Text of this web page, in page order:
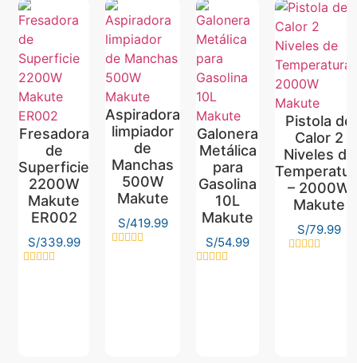
Fresadora
de
Superficie
2200W
Makute
ER002
S/339.99
Aspiradora
limpiador
de
Manchas
500W
Makute
S/419.99
Galonera
Metálica
para
Gasolina
10L
Makute
S/54.99
Pistola de
Calor 2
Niveles de
– 2000W
Makute
S/79.99